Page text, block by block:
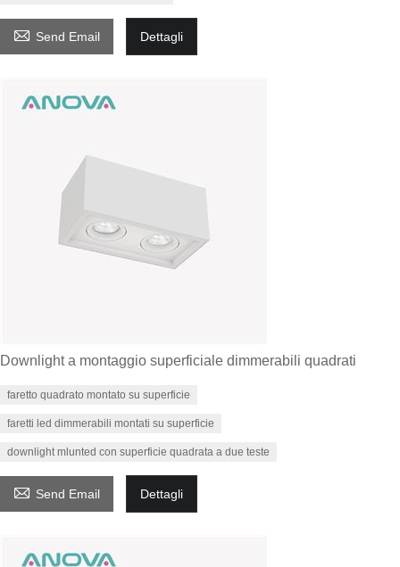
 Send Email Dettagli
Downlight a montaggio superficiale dimmerabili quadrati
faretto quadrato montato su superficie
faretti led dimmerabili montati su superficie
downlight mlunted con superficie quadrata a due teste
 Send Email Dettagli